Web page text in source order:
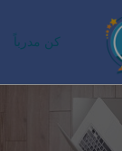
كن مدرباً